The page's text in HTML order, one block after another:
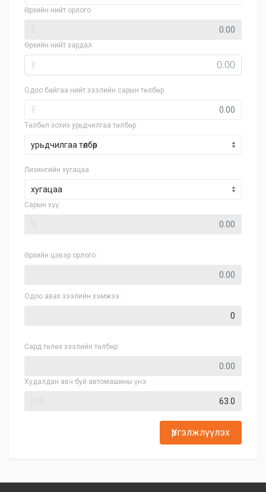
Өрхийн нийт орлого
Өрхийн нийт зардал
₮
Одоо байгаа нийт зээлийн сарын төлбөр
₮
Төлбөл зохих урьдчилгаа төлбөр
Лизингийн хугацаа
хугацаа
Сарын хүү:
Өрхийн цэвэр орлого:
Одоо авах зээлийн хэмжээ:
Сард төлөх зээлийн төлбөр:
Худалдан авч буй автомашины үнэ:
Үргэлжлүүлэх